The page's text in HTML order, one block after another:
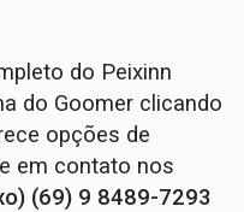
do Peixinn
do Goomer clicando
opções de
em contato nos
(69) 9 8489-7293